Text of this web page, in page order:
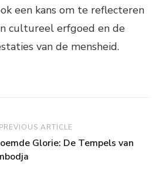
een kans om te reflecteren
cultureel erfgoed en de
van de mensheid.
PREVIOUS ARTICLE
Glorie: De Tempels van